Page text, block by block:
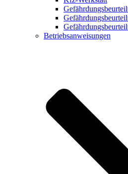
Betriebsanweisungen